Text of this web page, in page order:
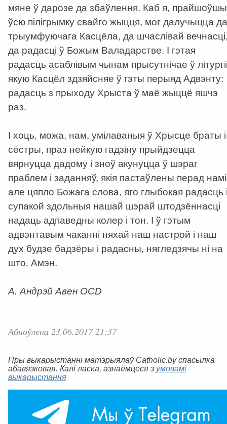
мяне ў дарозе да збаўлення. Каб я, прайшоўшы
ўсю пілігрымку свайго жыцця, мог далучыцца да
трыумфуючага Касцёла, да шчаслівай
да радасці ў Божым Валадарстве. І гэтая
радасць асаблівым чынам прысутнічае ў
якую Касцёл здзяйсняе ў гэты перыяд Адвэнту:
радасць з прыходу Хрыста ў маё жыццё яшчэ
раз.
І хоць, можа, нам, умілаваныя ў Хрысце браты і
сёстры, праз нейкую гадзіну прыйдзецца
вярнуцца дадому і зноў акунуцца ў шэраг
праблем і заданняў, якія пастаўлены перад
але цяпло Божага слова, яго глыбокая радасць
супакой здольныя нашай шэрай штодзённасці
надаць адпаведны колер і тон. І ў гэтым
адвэнтавым чаканні няхай наш настрой і наш
дух будзе бадзёры і радасны, нягледзячы ні на
што. Амэн.
А. Андрэй Авен OCD
Абноўлена 23.06.2017 21:37
Пры выкарыстанні матэрыялаў Catholic.by спасылка
абавязковая. Калі ласка, азнаёмцеся з умовамі
выкарыстання